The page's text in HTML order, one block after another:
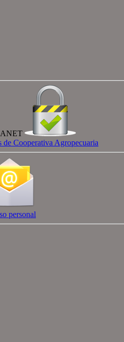
de Cooperativa Agropecuaria
personal